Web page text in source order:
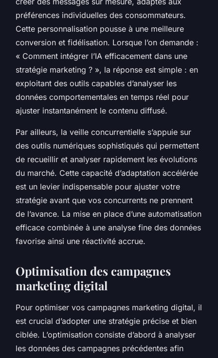
préférences individuelles des consommateurs.
Cette personnalisation pousse à une meilleure
conversion et fidélisation. Lorsque l’on demande :
« Comment intégrer l’IA efficacement dans une
stratégie marketing ? », la réponse est simple : en
exploitant des outils capables d’analyser les
données comportementales en temps réel pour
ajuster instantanément le contenu diffusé.
Par ailleurs, la veille concurrentielle s’appuie sur
des outils numériques sophistiqués qui permettent
de recueillir et analyser rapidement les évolutions
du marché. Cette capacité d’adaptation accélérée
est un levier indispensable pour ajuster votre
stratégie avant que vos concurrents ne prennent
de l’avance. La mise en place d’une automatisation
efficace combinée à une analyse fine des données
favorise ainsi une réactivité accrue.
Optimisation des campagnes
marketing digital
Pour optimiser vos campagnes marketing digital, il
est crucial d’adopter une stratégie précise et bien
ciblée. L’optimisation consiste d’abord à analyser
les données des campagnes précédentes afin